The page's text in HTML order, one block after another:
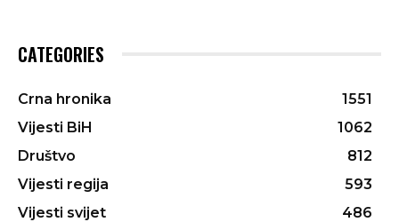
CATEGORIES
Crna hronika
1551
Vijesti BiH
1062
Društvo
812
Vijesti regija
593
Vijesti svijet
486